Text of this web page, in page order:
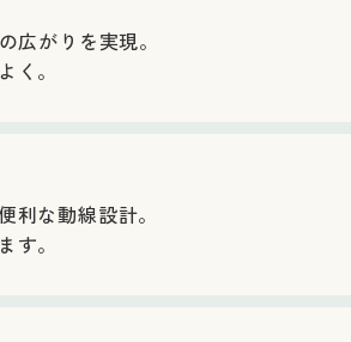
広がりを実現。
。
な動線設計。
。